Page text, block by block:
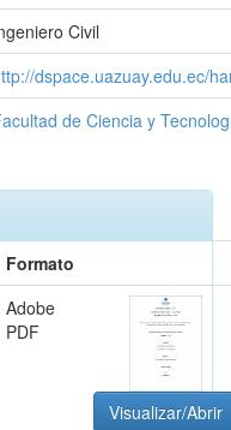
Civil
dspace.uazuay.edu.ec/
de Ciencia y
Formato
Adobe
PDF
Visualizar/Abrir